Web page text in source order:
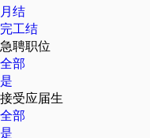
月结
完工结
急聘职位
全部
是
接受应届生
全部
是